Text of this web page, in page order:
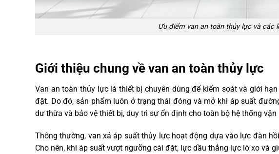
Ưu điểm van an toàn thủy lực và các
Giới thiệu chung về van an toàn thủy lực
Van an toàn thủy lực là thiết bị chuyên dùng để kiểm soát và giới
đặt. Do đó, sản phẩm luôn ở trạng thái đóng và mở khi áp suất
dư thừa và bảo vệ thiết bị, duy trì sự ổn định cho toàn bộ hệ thống vận
Thông thường, van xả áp suất thủy lực hoạt động dựa vào lực đàn
Cho nên, khi áp suất vượt ngưỡng cài đặt, lực dầu thắng lực lò xo và